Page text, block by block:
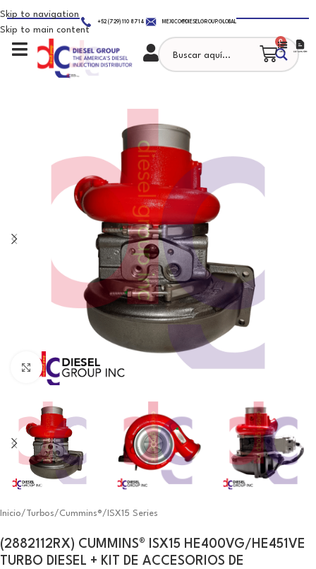
Skip to navigation
Skip to main content
+52 (729) 110 8714 MEXICO@DIESELGROUP.GLOBAL
0
Click to enlarge
Inicio/ Turbos/ Cummins®/ ISX15 Series
(2882112RX) CUMMINS® ISX15 HE400VG/HE451VE
TURBO DIESEL + KIT DE ACCESORIOS DE